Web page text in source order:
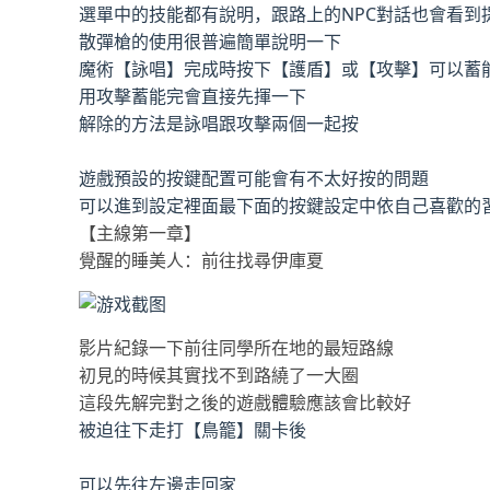
選單中的技能都有說明，跟路上的NPC對話也會看到
散彈槍的使用很普遍簡單說明一下
魔術【詠唱】完成時按下【護盾】或【攻擊】可以蓄
用攻擊蓄能完會直接先揮一下
解除的方法是詠唱跟攻擊兩個一起按
遊戲預設的按鍵配置可能會有不太好按的問題
可以進到設定裡面最下面的按鍵設定中依自己喜歡的
【主線第一章】
覺醒的睡美人：前往找尋伊庫夏
影片紀錄一下前往同學所在地的最短路線
初見的時候其實找不到路繞了一大圈
這段先解完對之後的遊戲體驗應該會比較好
被迫往下走打【鳥籠】關卡後
可以先往左邊走回家